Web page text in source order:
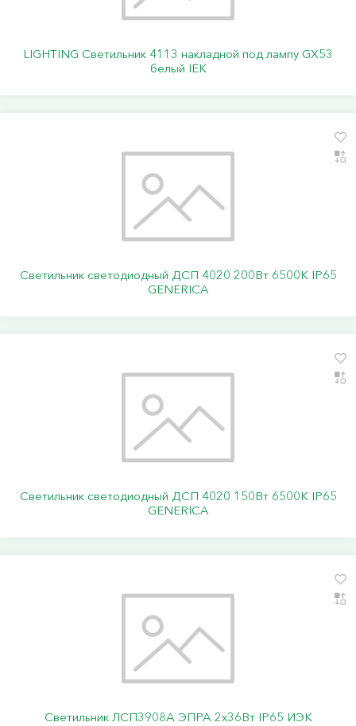
LIGHTING Светильник 4113 накладной под лампу GX53
белый IEK
Светильник светодиодный ДСП 4020 200Вт 6500К IP65
GENERICA
Светильник светодиодный ДСП 4020 150Вт 6500К IP65
GENERICA
Светильник ЛСП3908A ЭПРА 2х36Вт IP65 ИЭК